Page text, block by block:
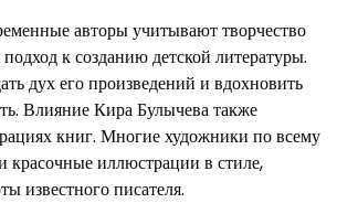
авторы учитывают творчество
к созданию детской литературы.
дух его произведений и вдохновить
Влияние Кира Булычева также
книг. Многие художники по всему
красочные иллюстрации в стиле,
известного писателя.